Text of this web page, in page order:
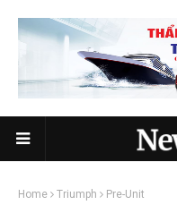
Home Triumph Pre-Unit